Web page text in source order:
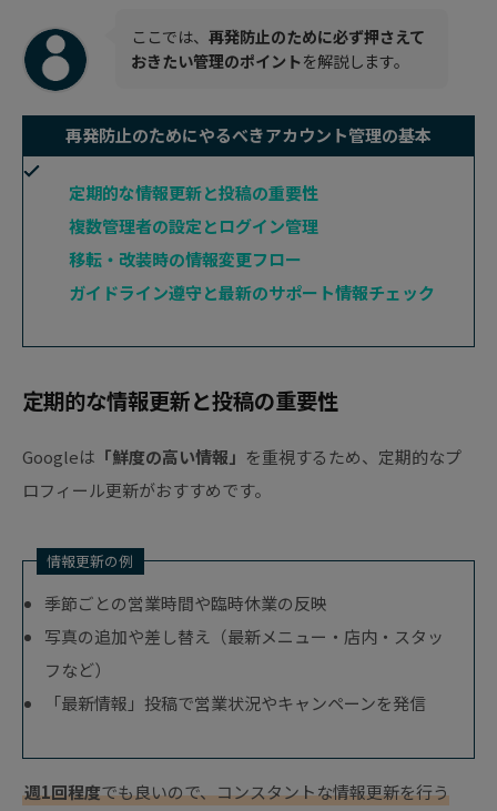
ここでは、再発防止のために必ず押さえて
おきたい管理のポイントを解説します。
再発防止のためにやるべきアカウント管理の基本
定期的な情報更新と投稿の重要性
複数管理者の設定とログイン管理
移転・改装時の情報変更フロー
ガイドライン遵守と最新のサポート情報チェック
定期的な情報更新と投稿の重要性
Googleは 「鮮度の高い情報」 を重視するため、定期的なプ
ロフィール更新がおすすめです。
情報更新の例
季節ごとの営業時間や臨時休業の反映
写真の追加や差し替え（最新メニュー・店内・スタッ
フなど）
「最新情報」投稿で営業状況やキャンペーンを発信
週1回程度でも良いので、コンスタントな情報更新を行う